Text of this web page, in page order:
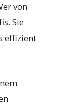
von
Sie
effizient